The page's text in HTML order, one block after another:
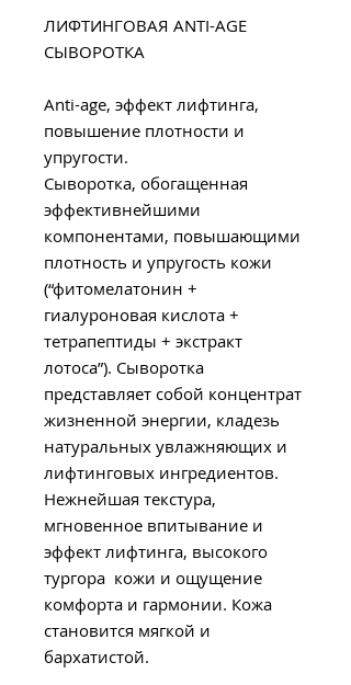
ЛИФТИНГОВАЯ ANTI-AGE
СЫВОРОТКА
Anti-age, эффект лифтинга,
повышение плотности и
упругости.
Сыворотка, обогащенная
эффективнейшими
компонентами, повышающими
плотность и упругость кожи
(“фитомелатонин +
гиалуроновая кислота +
тетрапептиды + экстракт
лотоса”). Сыворотка
представляет собой концентрат
жизненной энергии, кладезь
натуральных увлажняющих и
лифтинговых ингредиентов.
Нежнейшая текстура,
мгновенное впитывание и
эффект лифтинга, высокого
тургора кожи и ощущение
комфорта и гармонии. Кожа
становится мягкой и
бархатистой.